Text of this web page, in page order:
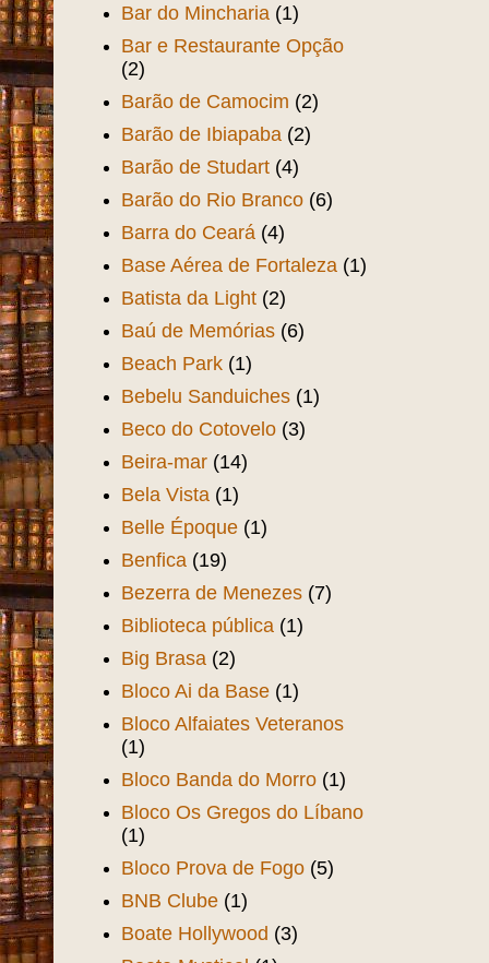
Bar do Mincharia (1)
Bar e Restaurante Opção
(2)
Barão de Camocim (2)
Barão de Ibiapaba (2)
Barão de Studart (4)
Barão do Rio Branco (6)
Barra do Ceará (4)
Base Aérea de Fortaleza (1)
Batista da Light (2)
Baú de Memórias (6)
Beach Park (1)
Bebelu Sanduiches (1)
Beco do Cotovelo (3)
Beira-mar (14)
Bela Vista (1)
Belle Époque (1)
Benfica (19)
Bezerra de Menezes (7)
Biblioteca pública (1)
Big Brasa (2)
Bloco Ai da Base (1)
Bloco Alfaiates Veteranos
(1)
Bloco Banda do Morro (1)
Bloco Os Gregos do Líbano
(1)
Bloco Prova de Fogo (5)
BNB Clube (1)
Boate Hollywood (3)